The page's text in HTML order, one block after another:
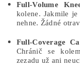
Full-Volume
kolene. Jakmile je
nehne. Žádné
Full-Coverage
Chránič se
zezadu už ani